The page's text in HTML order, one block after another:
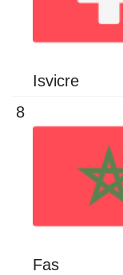
Isvicre
8
Fas